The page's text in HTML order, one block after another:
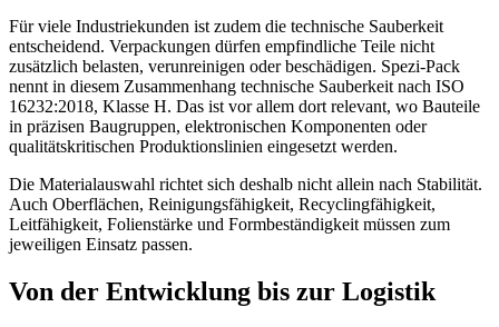
Für viele Industriekunden ist zudem die technische Sauberkeit
entscheidend. Verpackungen dürfen empfindliche Teile nicht
zusätzlich belasten, verunreinigen oder beschädigen. Spezi-Pack
nennt in diesem Zusammenhang technische Sauberkeit nach ISO
16232:2018, Klasse H. Das ist vor allem dort relevant, wo Bauteile
in präzisen Baugruppen, elektronischen Komponenten oder
qualitätskritischen Produktionslinien eingesetzt werden.
Die Materialauswahl richtet sich deshalb nicht allein nach Stabilität.
Auch Oberflächen, Reinigungsfähigkeit, Recyclingfähigkeit,
Leitfähigkeit, Folienstärke und Formbeständigkeit müssen zum
jeweiligen Einsatz passen.
Von der Entwicklung bis zur Logistik